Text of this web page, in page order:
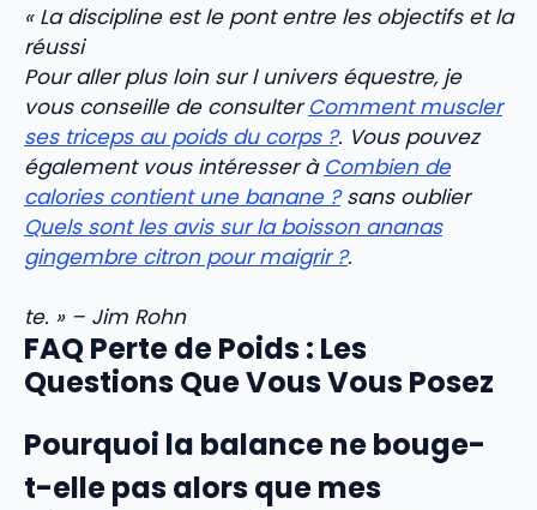
« La discipline est le pont entre les objectifs et la
réussi
Pour aller plus loin sur l univers équestre, je
vous conseille de consulter Comment muscler
ses triceps au poids du corps ?. Vous pouvez
également vous intéresser à Combien de
calories contient une banane ?sans oublier
Quels sont les avis sur la boisson ananas
gingembre citron pour maigrir ?.
te. » – Jim Rohn
FAQ Perte de Poids : Les
Questions Que Vous Vous Posez
Pourquoi la balance ne bouge-
t-elle pas alors que mes